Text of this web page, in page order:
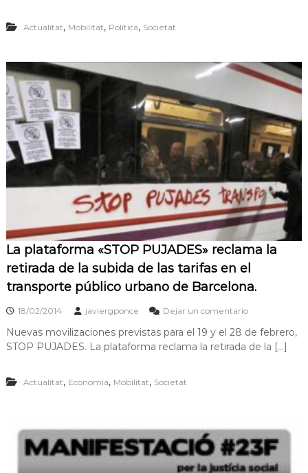
Actualitat, Mobilitat, Política, Societat
La plataforma «STOP PUJADES» reclama la
retirada de la subida de las tarifas en el
transporte público urbano de Barcelona.
18/02/2014 javiergponce Dejar un comentario
Nuevas movilizaciones previstas para el 19 y el 28 de febrero,
STOP PUJADES. La plataforma reclama la retirada de la […]
Actualitat, Economia, Mobilitat, Societat